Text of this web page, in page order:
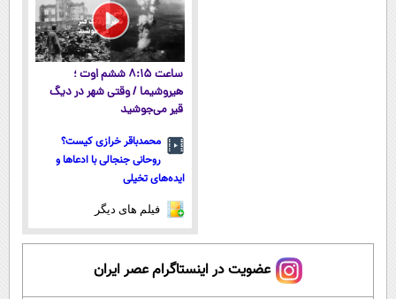
ساعت ۸:۱۵ ششم اوت ؛
هیروشیما / وقتی شهر در دیگ
قیر می‌جوشید
محمدباقر خرازی کیست؟
روحانی جنجالی با ادعاها و
ایده‌های تخیلی
فیلم های دیگر
عضویت در اینستاگرام عصر ایران